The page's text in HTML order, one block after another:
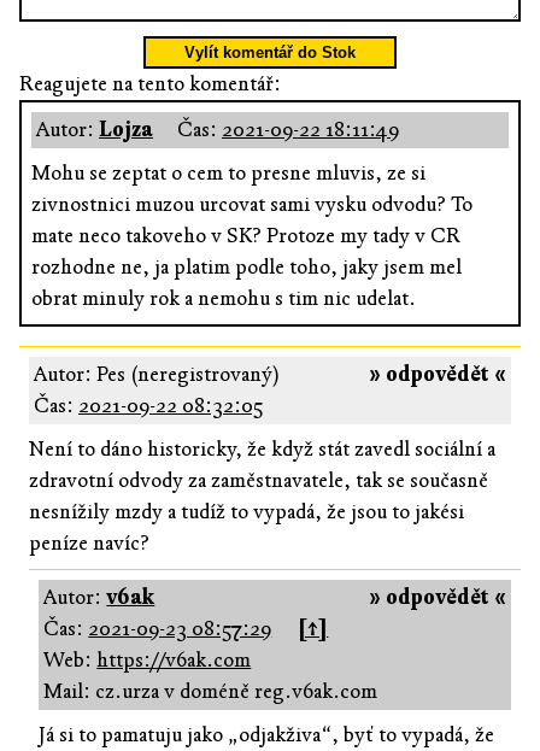
Vylít komentář do Stok
Reagujete na tento komentář:
Autor: Lojza Čas: 2021-09-22 18:11:49
Mohu se zeptat o cem to presne mluvis, ze si
zivnostnici muzou urcovat sami vysku odvodu? To
mate neco takoveho v SK? Protoze my tady v CR
rozhodne ne, ja platim podle toho, jaky jsem mel
obrat minuly rok a nemohu s tim nic udelat.
» odpovědět «
Autor: Pes (neregistrovaný)
Čas: 2021-09-22 08:32:05
Není to dáno historicky, že když stát zavedl sociální a
zdravotní odvody za zaměstnavatele, tak se současně
nesnížily mzdy a tudíž to vypadá, že jsou to jakési
peníze navíc?
» odpovědět «
Autor:v6ak
Čas: 2021-09-23 08:57:29
[↑]
Web:https://v6ak.com
Mail: cz.urza v doméně reg.v6ak.com
Já si to pamatuju jako „odjakživa“, byť to vypadá, že